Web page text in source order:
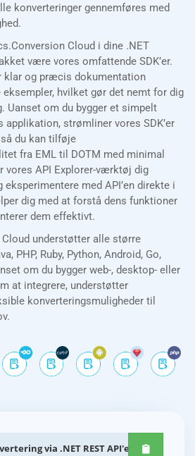
konverteringer gennemføres med
Cloud i dine .NET
være vores omfattende SDK’er.
klar og præcis dokumentation
hvilket gør det nemt for dig
Uanset om du bygger et simpelt
strømliner vores SDK’er
du kan tilføje
fra EML til DOTM med minimal
vores API Explorer-værktøj dig
med API’en direkte i
dig med at forstå dens funktioner
dem effektivt.
understøtter alle større
PHP, Ruby, Python, Android, Go,
om du bygger web-, desktop- eller
at integrere, understøtter
konverteringsmuligheder til
via .NET REST API'er